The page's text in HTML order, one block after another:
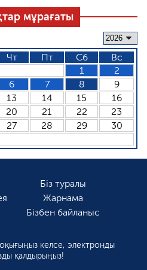
мұрағаты
Чт Пт Сб
Вс
1
2
6 7 8
9
13 14 15
16
20 21 22
23
27 28 29
30
Біз туралы
Жарнама
Бізбен байланыс
келсе, электронды
қалдырыңыз!